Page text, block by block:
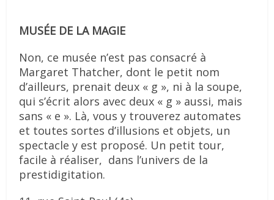
MUSÉE DE LA MAGIE
Non, ce musée n’est pas consacré à
Margaret Thatcher, dont le petit nom
d’ailleurs, prenait deux « g », ni à la soupe,
qui s’écrit alors avec deux « g » aussi, mais
sans « e ». Là, vous y trouverez automates
et toutes sortes d’illusions et objets, un
spectacle y est proposé. Un petit tour,
facile à réaliser, dans l’univers de la
prestidigitation.